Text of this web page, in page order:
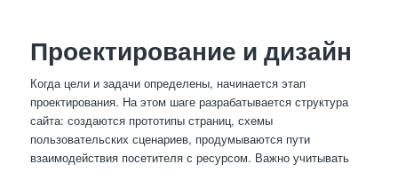
Проектирование и дизайн
Когда цели и задачи определены, начинается этап
проектирования. На этом шаге разрабатывается структура
сайта: создаются прототипы страниц, схемы
пользовательских сценариев, продумываются пути
взаимодействия посетителя с ресурсом. Важно учитывать